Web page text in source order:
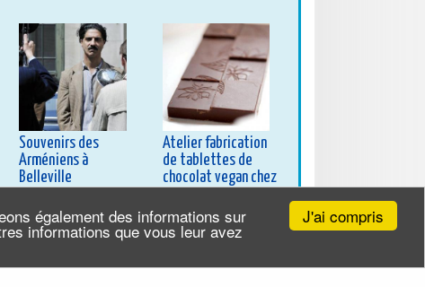
J'ai compris
également des informations sur
informations que vous leur avez
Souvenirs des
Arméniens à
Belleville
2026 (et 3 autres
dates)
Atelier fabrication
de tablettes de
chocolat vegan chez
Samedi 08 août
2026 (et 69 autres